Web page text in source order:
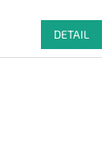
DETAIL